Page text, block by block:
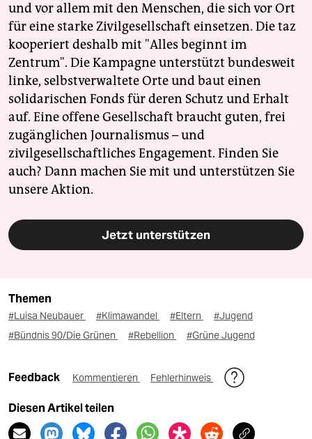
und vor allem mit den Menschen, die sich vor Ort
für eine starke Zivilgesellschaft einsetzen. Die taz
kooperiert deshalb mit "Alles beginnt im
Zentrum". Die Kampagne unterstützt bundesweit
linke, selbstverwaltete Orte und baut einen
solidarischen Fonds für deren Schutz und Erhalt
auf. Eine offene Gesellschaft braucht guten, frei
zugänglichen Journalismus – und
zivilgesellschaftliches Engagement. Finden Sie
auch? Dann machen Sie mit und unterstützen Sie
unsere Aktion.
Jetzt unterstützen
Themen
#Luisa Neubauer #Klimawandel #Eltern
#Jugend
#Bündnis 90/Die Grünen
#Rebellion #Grüne Jugend
Feedback Kommentieren Fehlerhinweis
Diesen Artikel teilen